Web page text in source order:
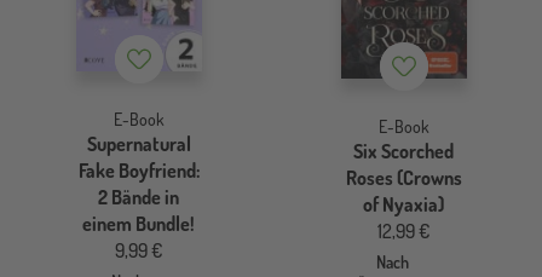
Merkzettel
E-Book
Supernatural
Fake Boyfriend:
2 Bände in
einem Bundle!
9,99 €
Merkzettel
E-Book
Six Scorched
Roses (Crowns
of Nyaxia)
12,99 €
Nach